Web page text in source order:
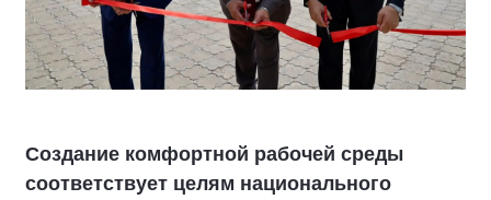
Создание комфортной рабочей среды
соответствует целям национального